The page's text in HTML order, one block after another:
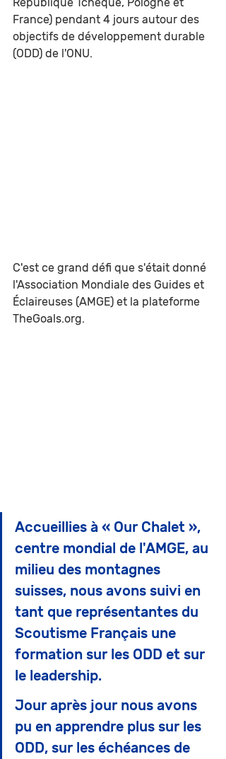
France) pendant 4 jours autour des
objectifs de développement durable
(ODD) de l'ONU.
C'est ce grand défi que s'était donné
l'Association Mondiale des Guides et
Éclaireuses (AMGE) et la plateforme
TheGoals.org.
Accueillies à « Our Chalet »,
centre mondial de l'AMGE, au
milieu des montagnes
suisses, nous avons suivi en
tant que représentantes du
Scoutisme Français une
formation sur les ODD et sur
le leadership.
Jour après jour nous avons
pu en apprendre plus sur les
ODD, sur les échéances de